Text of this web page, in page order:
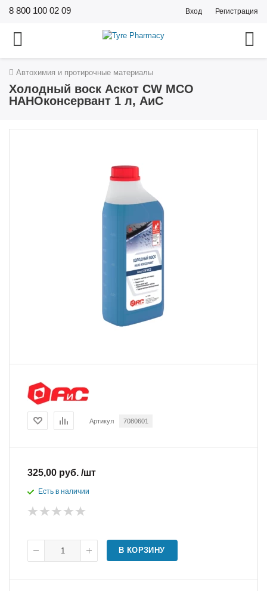
8 800 100 02 09 Вход Регистрация
Автохимия и протирочные материалы
Холодный воск Аскот CW МСО
НАНОконсервант 1 л, АиС
Артикул 7080601
325,00 руб. /шт
Есть в наличии
В КОРЗИНУ